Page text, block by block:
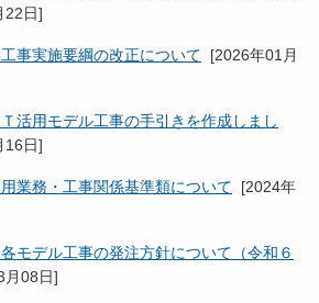
22日]
事実施要綱の改正について [2026年01月
活用モデル工事の手引きを作成しまし
16日]
業務・工事関係基準類について [2024年
モデル工事の発注方針について（令和６
月08日]